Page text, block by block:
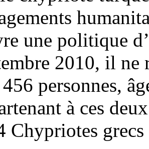
une politique
2010, il ne
personnes,
à ces
Chypriotes